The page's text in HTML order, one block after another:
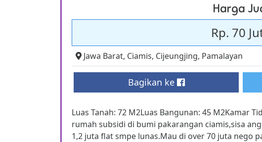
Harga
Rp. 70
Jawa Barat, Ciamis, Cijeungjing, Pamalayan
Bagikan ke
Luas Tanah: 72 M2Luas Bangunan: 45 M2Kamar
rumah subsidi di bumi pakarangan ciamis,sisa
1,2 juta flat smpe lunas.Mau di over 70 juta nego